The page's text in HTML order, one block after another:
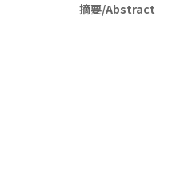
摘要/Abstract